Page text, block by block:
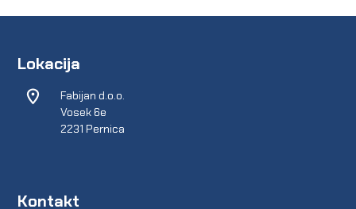
Lokacija
Fabijan d.o.o.
Vosek 6e
2231 Pernica
Kontakt